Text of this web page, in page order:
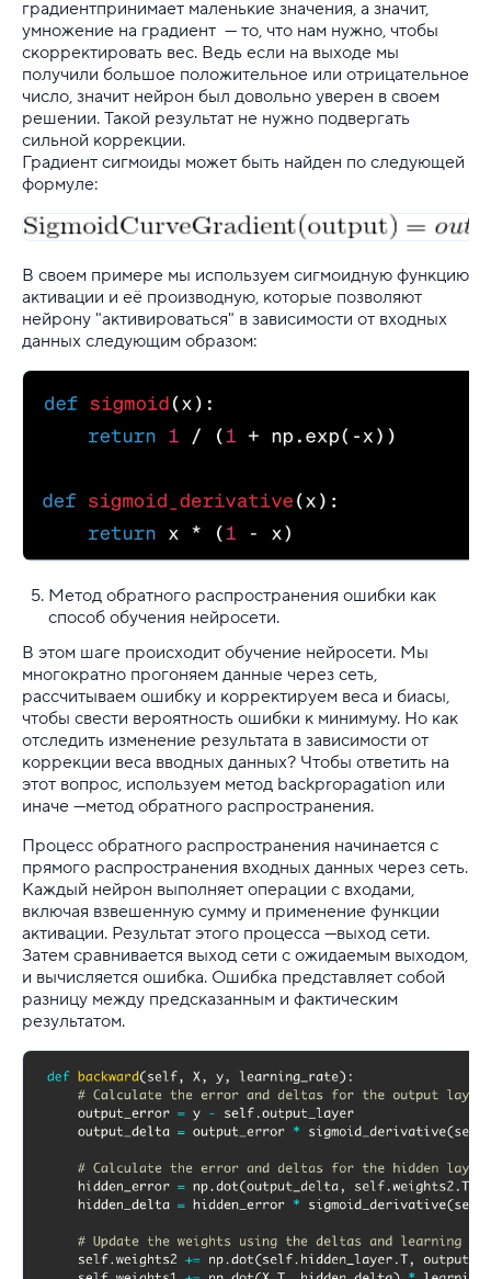
градиентпринимает маленькие значения, а значит,
умножение на градиент — то, что нам нужно, чтобы
скорректировать вес. Ведь если на выходе мы
получили большое положительное или отрицательное
число, значит нейрон был довольно уверен в своем
решении. Такой результат не нужно подвергать
сильной коррекции.
Градиент сигмоиды может быть найден по следующей
формуле:
В своем примере мы используем сигмоидную функцию
активации и её производную, которые позволяют
нейрону "активироваться" в зависимости от входных
данных следующим образом:
Метод обратного распространения ошибки как
способ обучения нейросети.
В этом шаге происходит обучение нейросети. Мы
многократно прогоняем данные через сеть,
рассчитываем ошибку и корректируем веса и биасы,
чтобы свести вероятность ошибки к минимуму. Но как
отследить изменение результата в зависимости от
коррекции веса вводных данных? Чтобы ответить на
этот вопрос, используем метод backpropagation или
иначе —метод обратного распространения.
Процесс обратного распространения начинается с
прямого распространения входных данных через сеть.
Каждый нейрон выполняет операции с входами,
включая взвешенную сумму и применение функции
активации. Результат этого процесса —выход сети.
Затем сравнивается выход сети с ожидаемым выходом,
и вычисляется ошибка. Ошибка представляет собой
разницу между предсказанным и фактическим
результатом.